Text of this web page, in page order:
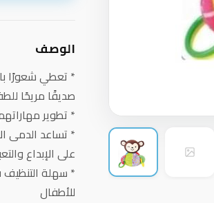
الوصف
* تعطي شعورًا
صديقًا مريحًا
* تطوير
* تساعد الدمى
على الإبداع
* سهلة
للأطفال